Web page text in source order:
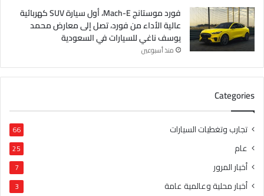
فورد موستانج Mach-E، أول سيارة SUV كهربائية
عالية الأداء من فورد، تصل إلى معارض محمد
يوسف ناغي للسيارات في السعودية
منذ أسبوعين
Categories
تجارب وتغطيات السيارات 66
عام 25
أخبار المرور 7
أخبار محلية وعالمية عامة 3